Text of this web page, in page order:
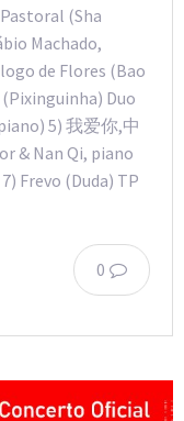
(Sha
Machado,
de Flores (Bao
Duo
5) 我爱你,中
& Nan Qi, piano
Frevo (Duda) TP
0